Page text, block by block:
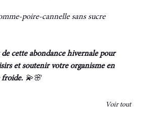
poire-cannelle sans sucre
cette abondance hivernale pour
et soutenir votre organisme en
froide. 💫🌸
Voir tout